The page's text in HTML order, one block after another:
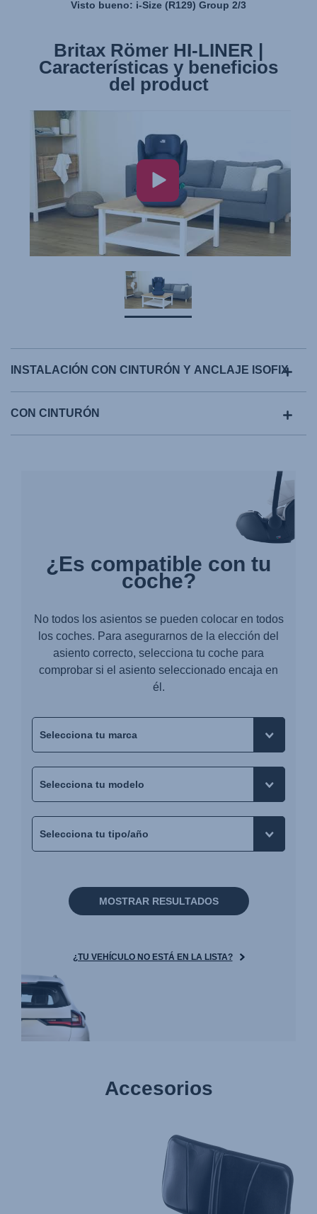
Visto bueno: i-Size (R129) Group 2/3
Britax Römer HI-LINER |
Características y beneficios
del product
INSTALACIÓN CON CINTURÓN Y ANCLAJE ISOFIX
CON CINTURÓN
¿Es compatible con tu
coche?
No todos los asientos se pueden colocar en todos
los coches. Para asegurarnos de la elección del
asiento correcto, selecciona tu coche para
comprobar si el asiento seleccionado encaja en
él.
MOSTRAR RESULTADOS
¿TU VEHÍCULO NO ESTÁ EN LA LISTA?
Accesorios